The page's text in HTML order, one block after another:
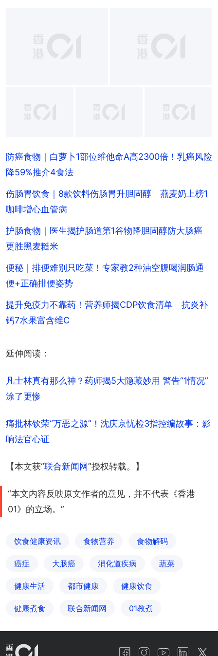
+14
防癌食物｜白萝卜1部位维他命A高2300倍！乳癌风险
降59%推介4食法
伤肠胃饮食｜8款饮料伤肠胃升胆固醇 燕麦奶上榜1
咖啡增心血管病
护肠食物｜医生揭护肠道第1谷物降胆固醇防大肠癌
更胜黑麦糙米
便秘｜排便难别只吃菜！专家教2种油空腹喝润肠通
便+正确排便姿势
提升免疫力不靠药！营养师揭CDP饮食清单 抗炎补
钙7水果富含维C
延伸阅读：
凡士林真有那么神？药师揭5大隐藏妙用 警告“1情况”
涂了更惨
痛批林钦荣“万恶之源”！沈庆京忧检3指控编故事：影
响法官心证
【本文获“联合新闻网”授权转载。】
“本文内容反映原文作者的意见，并不代表《香港
01》的立场。”
饮食健康资讯 食物营养 食物解码
癌症 大肠癌 消化道疾病 蔬菜
健康生活 都市健康 健康饮食
健康煮食 联合新闻网 01教煮